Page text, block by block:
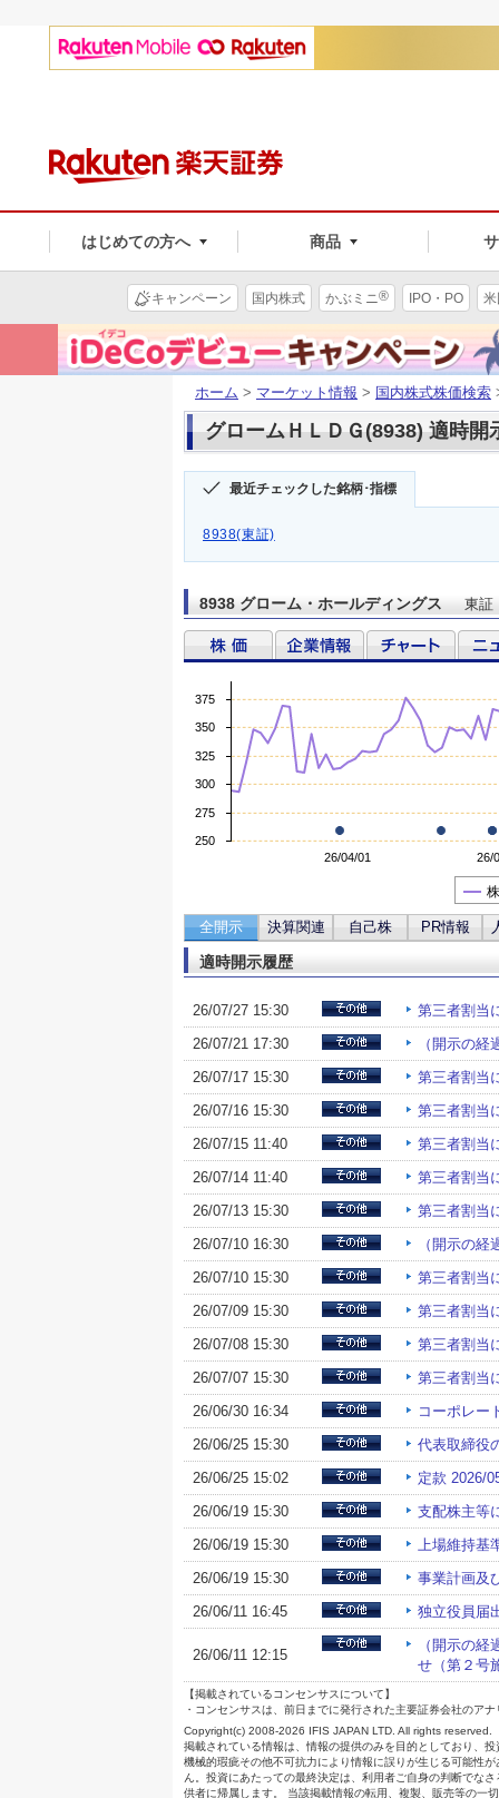
はじめての方へ 商品
キャンペーン 国内株式 かぶミニ® IPO・PO
ホーム > マーケット情報 > 国内株式株価検索
グロームＨＬＤＧ(8938) 適時開
最近チェックした銘柄･指標
8938(東証)
8938 グローム・ホールディングス 東証